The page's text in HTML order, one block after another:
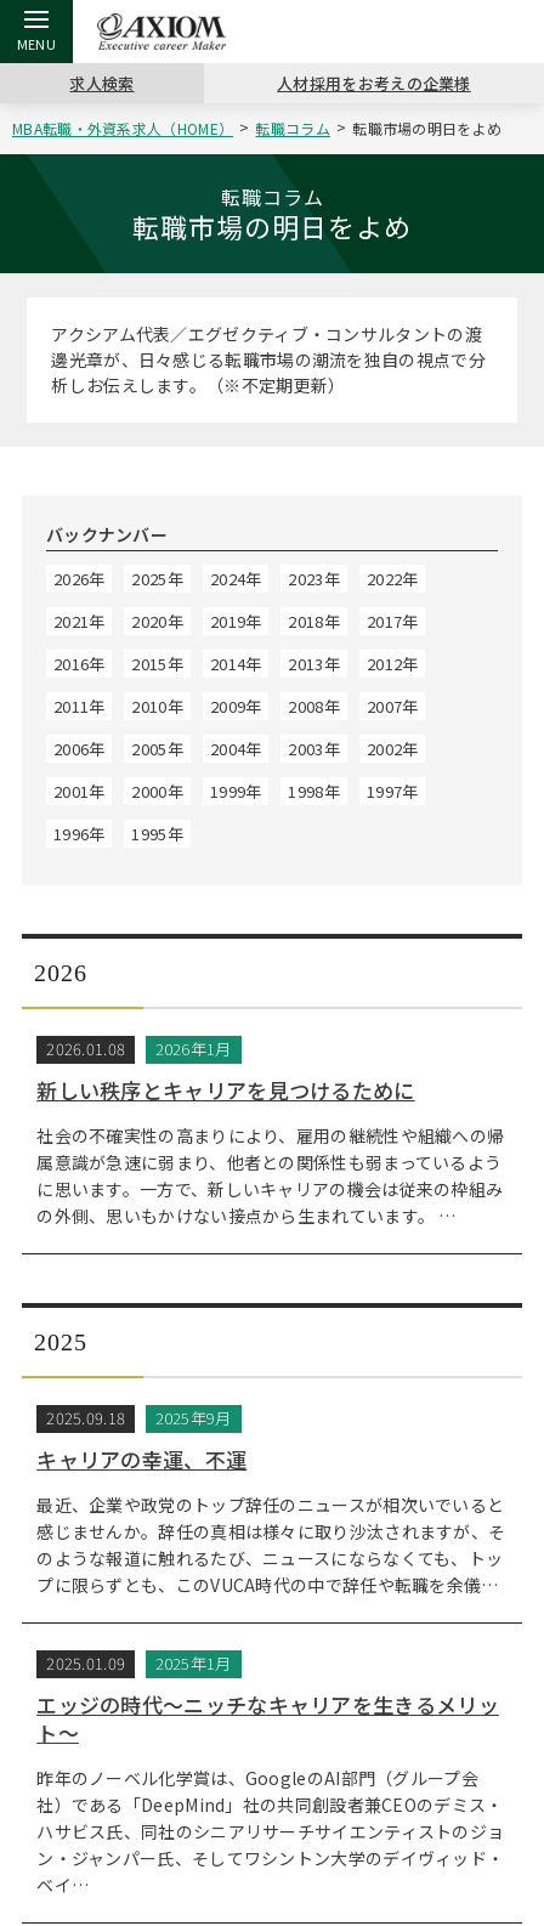
戻る
アクシアムの特長
サービス案内
“展”職
戻る
キャリア支援 TOP
キャリアデザイン講座
（最新求人市場動向）
MBAキ
ステージ別アドバイス
MBAの転職事例
MBA留学生数の推移
インターン受入企業一覧
年齢と年収の相関図
戻る
転職ツール TOP
英文レジュメの書き方
英文レ
日本語履歴書テンプレート
Web面接の準備・注意点
戻る
転職コラム TOP
“展”職相談室
コンサルティングの現場から
注目企業インタビュー
戻る
イベント・セミナー TOP
キャリアデザインセミナー
ジョブフェア
プロ経営者の特別セミナー
Career Talk Live
MBA NETWORKING
戻る
会社概要 TOP
アクセス
ニュースリリース
求人検索 人材採用をお考えの企業様
MBA転職・外資系求人（HOME） 転職コラム 転職市場の明日をよめ
転職コラム
転職市場の明日をよめ
アクシアム代表／エグゼクティブ・コンサルタントの渡
邊光章が、日々感じる転職市場の潮流を独自の視点で分
析しお伝えします。（※不定期更新）
バックナンバー
2026年 2025年 2024年 2023年
2022年
2021年
2020年 2019年 2018年
2017年
2016年
2015年 2014年 2013年
2012年
2011年
2010年 2009年 2008年
2007年
2006年
2005年 2004年 2003年
2002年
2001年
2000年 1999年 1998年
1997年
1996年
1995年
2026
2026.01.08 2026年1月
新しい秩序とキャリアを見つけるために
社会の不確実性の高まりにより、雇用の継続性や組織への帰
属意識が急速に弱まり、他者との関係性も弱まっているよう
に思います。一方で、新しいキャリアの機会は従来の枠組み
の外側、思いもかけない接点から生まれています。 …
2025
2025.09.18 2025年9月
キャリアの幸運、不運
最近、企業や政党のトップ辞任のニュースが相次いでいると
感じませんか。辞任の真相は様々に取り沙汰されますが、そ
のような報道に触れるたび、ニュースにならなくても、トッ
プに限らずとも、このVUCA時代の中で辞任や転職を余儀…
2025.01.09 2025年1月
エッジの時代～ニッチなキャリアを生きるメリッ
ト～
昨年のノーベル化学賞は、GoogleのAI部門（グループ会
社）である「DeepMind」社の共同創設者兼CEOのデミス・
ハサビス氏、同社のシニアリサーチサイエンティストのジョ
ン・ジャンパー氏、そしてワシントン大学のデイヴィッド・
ベイ…